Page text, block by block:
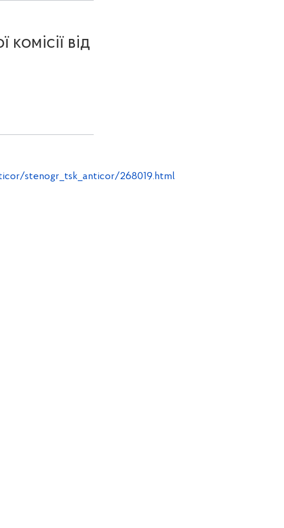
від
stenogr_tsk_anticor/268019.html